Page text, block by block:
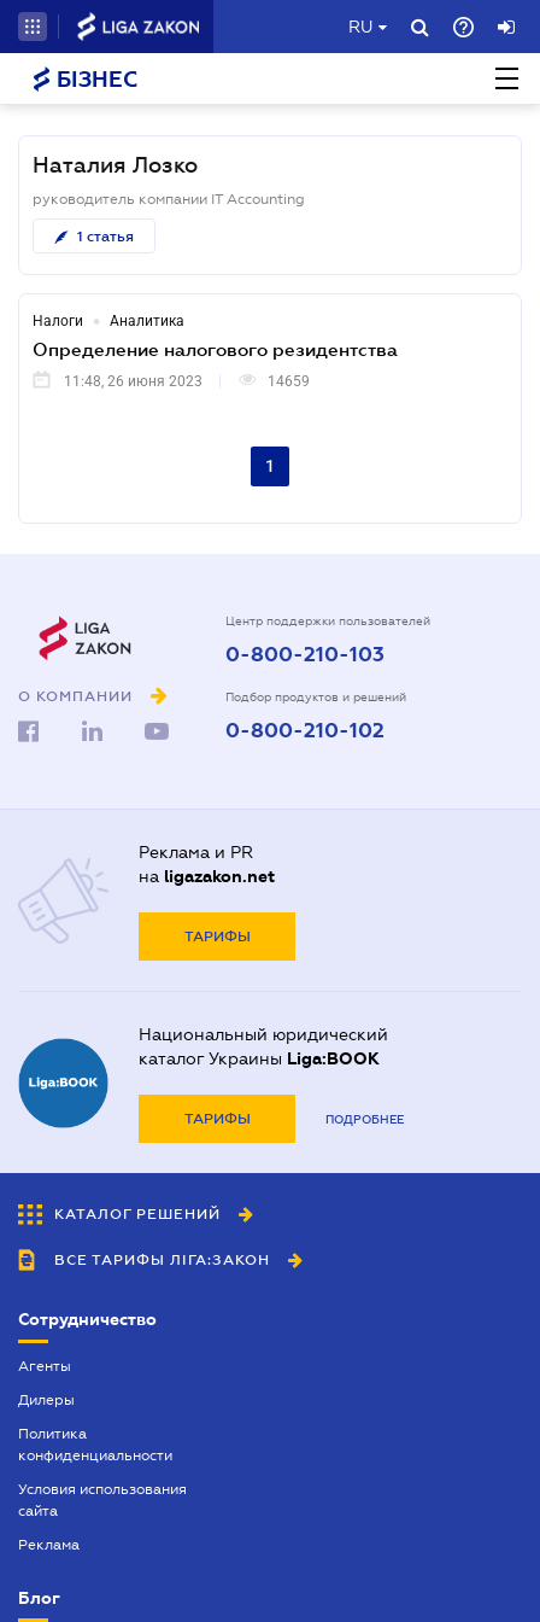
RU
БІЗНЕС
Наталия Лозко
руководитель компании IT Accounting
1 статья
Налоги • Аналитика
Определение налогового резидентства
11:48, 26 июня 2023 14659
1
О КОМПАНИИ
Центр поддержки пользователей
0-800-210-103
Подбор продуктов и решений
0-800-210-102
Реклама и PR
на ligazakon.net
ТАРИФЫ
Национальный юридический
каталог Украины Liga:BOOK
ТАРИФЫ ПОДРОБНЕЕ
КАТАЛОГ РЕШЕНИЙ
ВСЕ ТАРИФЫ ЛІГА:ЗАКОН
Сотрудничество
Агенты
Дилеры
Политика
конфиденциальности
Условия использования
сайта
Реклама
Блог